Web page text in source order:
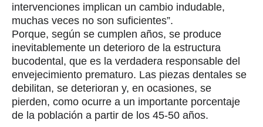
intervenciones implican un cambio indudable,
muchas veces no son suficientes”.
Porque, según se cumplen años, se produce
inevitablemente un deterioro de la estructura
bucodental, que es la verdadera responsable del
envejecimiento prematuro. Las piezas dentales se
debilitan, se deterioran y, en ocasiones, se
pierden, como ocurre a un importante porcentaje
de la población a partir de los 45-50 años.